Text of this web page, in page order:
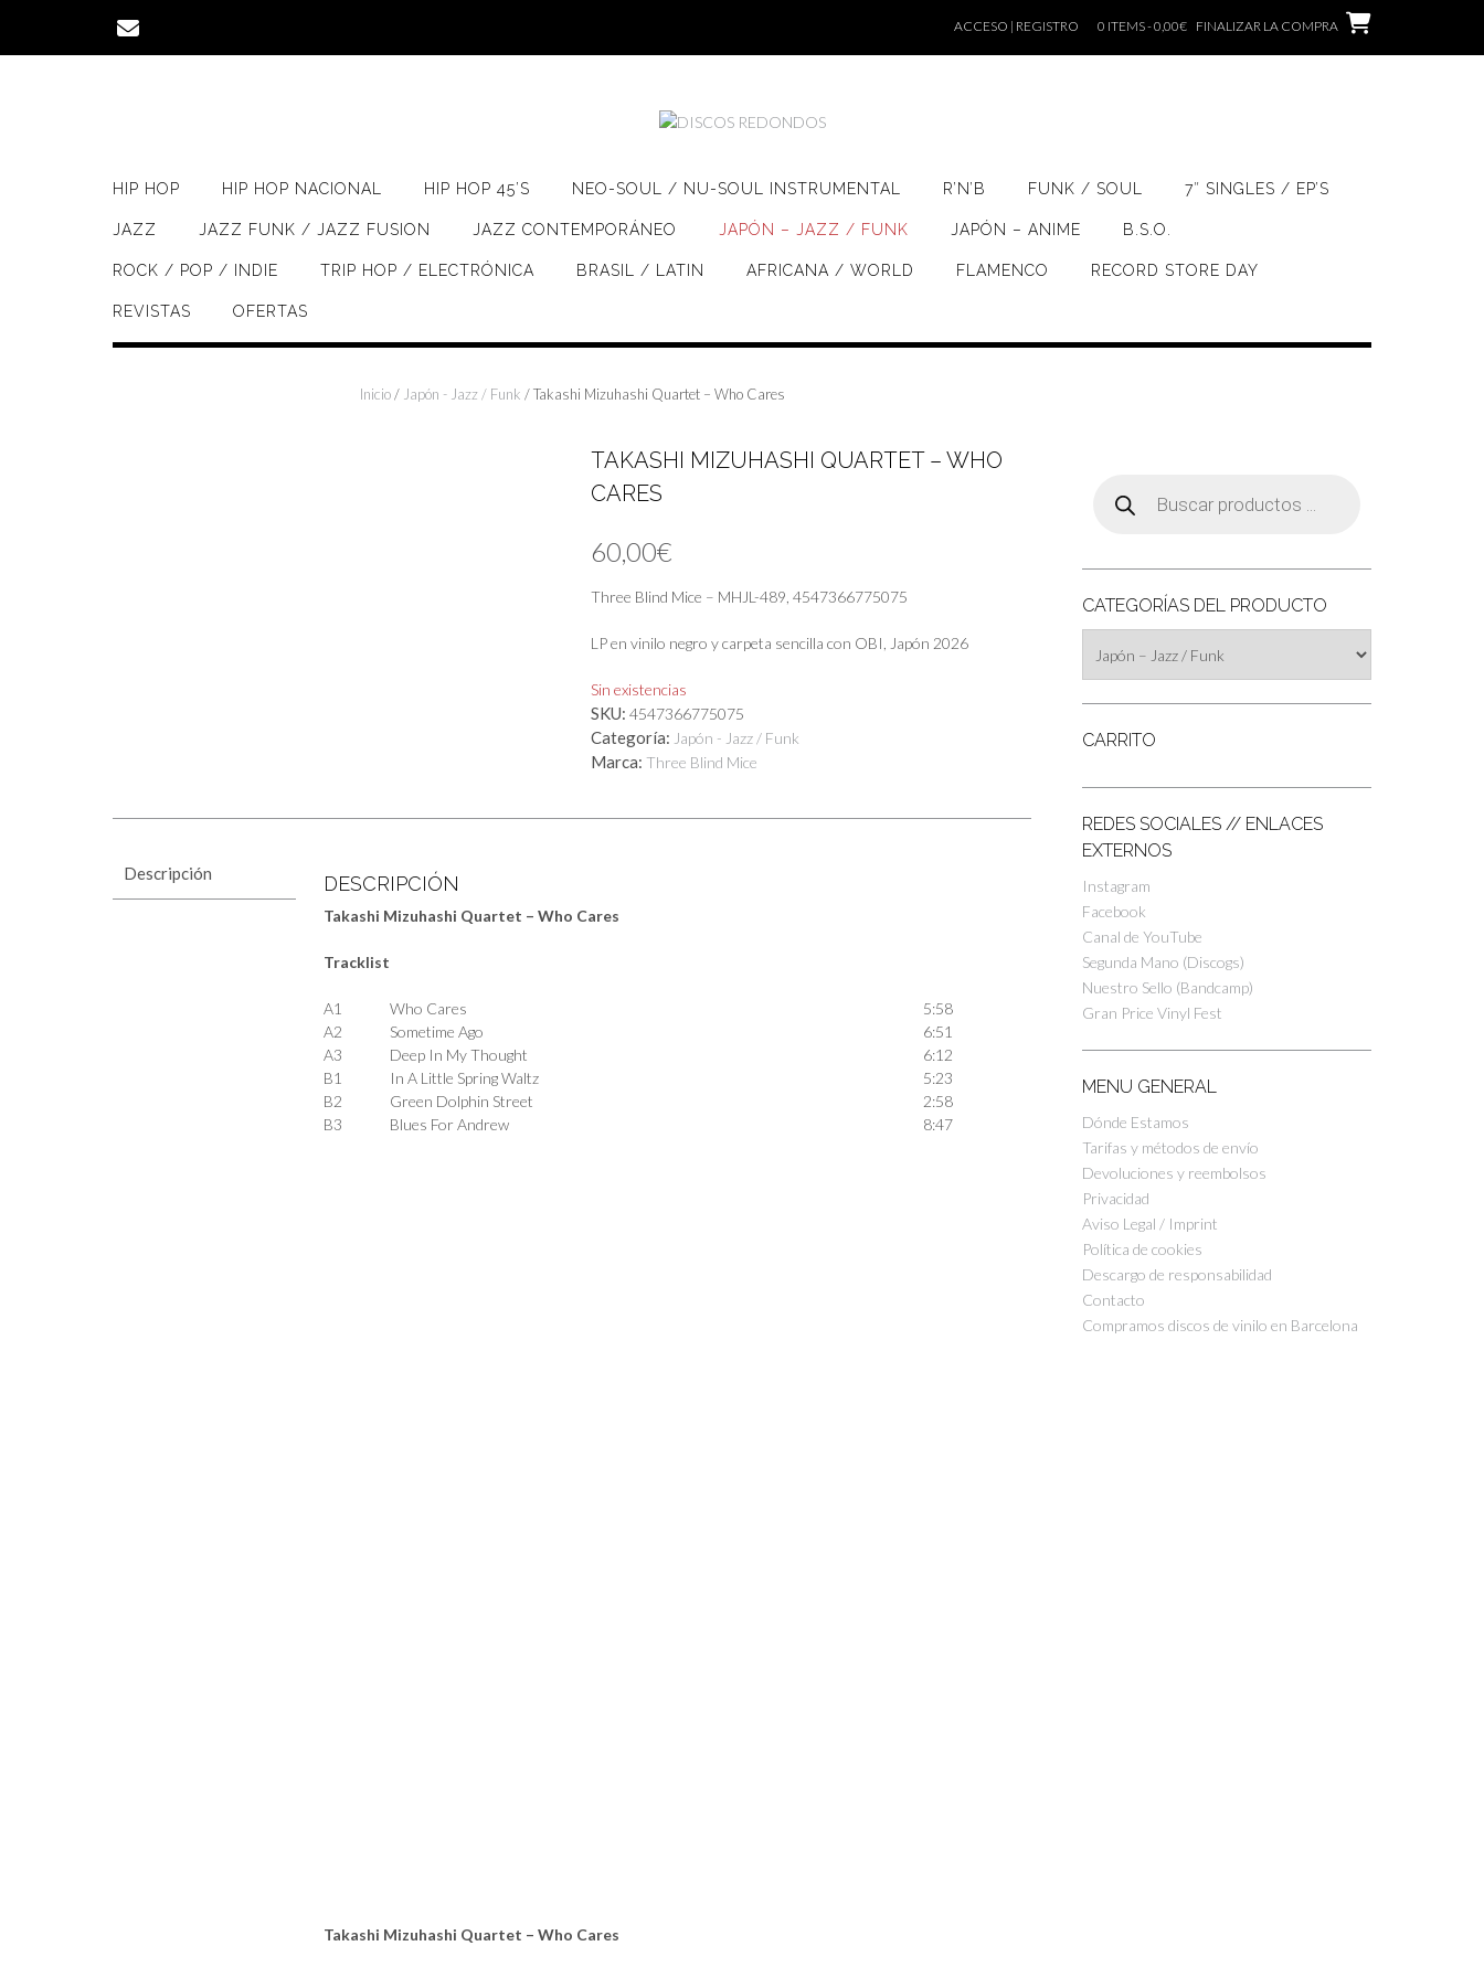
contenido
ACCESO | REGISTRO 0 ITEMS - 0,00€ FINALIZAR LA COMPRA
HIP HOP HIP HOP NACIONAL HIP HOP 45’S NEO-SOUL / NU-SOUL INSTRUMENTAL R’N’B FUNK / SOUL 7″ SINGLES / EP’S
JAZZ JAZZ FUNK / JAZZ FUSION JAZZ CONTEMPORÁNEO JAPÓN – JAZZ / FUNK JAPÓN – ANIME B.S.O.
ROCK / POP / INDIE TRIP HOP / ELECTRÓNICA BRASIL / LATIN AFRICANA / WORLD FLAMENCO RECORD STORE DAY
REVISTAS OFERTAS
Inicio/ Japón - Jazz / Funk / Takashi Mizuhashi Quartet – Who Cares
TAKASHI MIZUHASHI QUARTET – WHO
CARES
60,00€
Three Blind Mice – MHJL-489, 4547366775075
LP en vinilo negro y carpeta sencilla con OBI, Japón 2026
Sin existencias
SKU: 4547366775075
Categoría: Japón - Jazz / Funk
Marca: Three Blind Mice
Descripción DESCRIPCIÓN
Takashi Mizuhashi Quartet – Who Cares
Tracklist
A1 Who Cares
5:58
A2
Sometime Ago
6:51
A3
Deep In My Thought
6:12
B1
In A Little Spring Waltz
5:23
B2
Green Dolphin Street
2:58
B3
Blues For Andrew 8:47
Takashi Mizuhashi Quartet – Who Cares
productos
CATEGORÍAS DEL PRODUCTO
CARRITO
REDES SOCIALES // ENLACES
EXTERNOS
Instagram
Facebook
Canal de YouTube
Segunda Mano (Discogs)
Nuestro Sello (Bandcamp)
Gran Price Vinyl Fest
MENU GENERAL
Dónde Estamos
Tarifas y métodos de envío
Devoluciones y reembolsos
Privacidad
Aviso Legal / Imprint
Política de cookies
Descargo de responsabilidad
Contacto
Compramos discos de vinilo en Barcelona